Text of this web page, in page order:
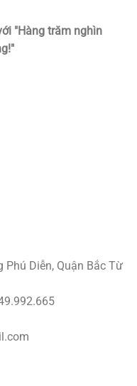
"Hàng trăm nghìn
Phú Diễn, Quận Bắc Từ